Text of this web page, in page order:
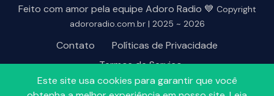
Este site usa cookies para garantir que você
Feito com amor pela equipe Adoro Radio 💙 Copyright
adororadio.com.br | 2025 ~ 2026
Contato
Políticas de Privacidade
Termos de Serviço